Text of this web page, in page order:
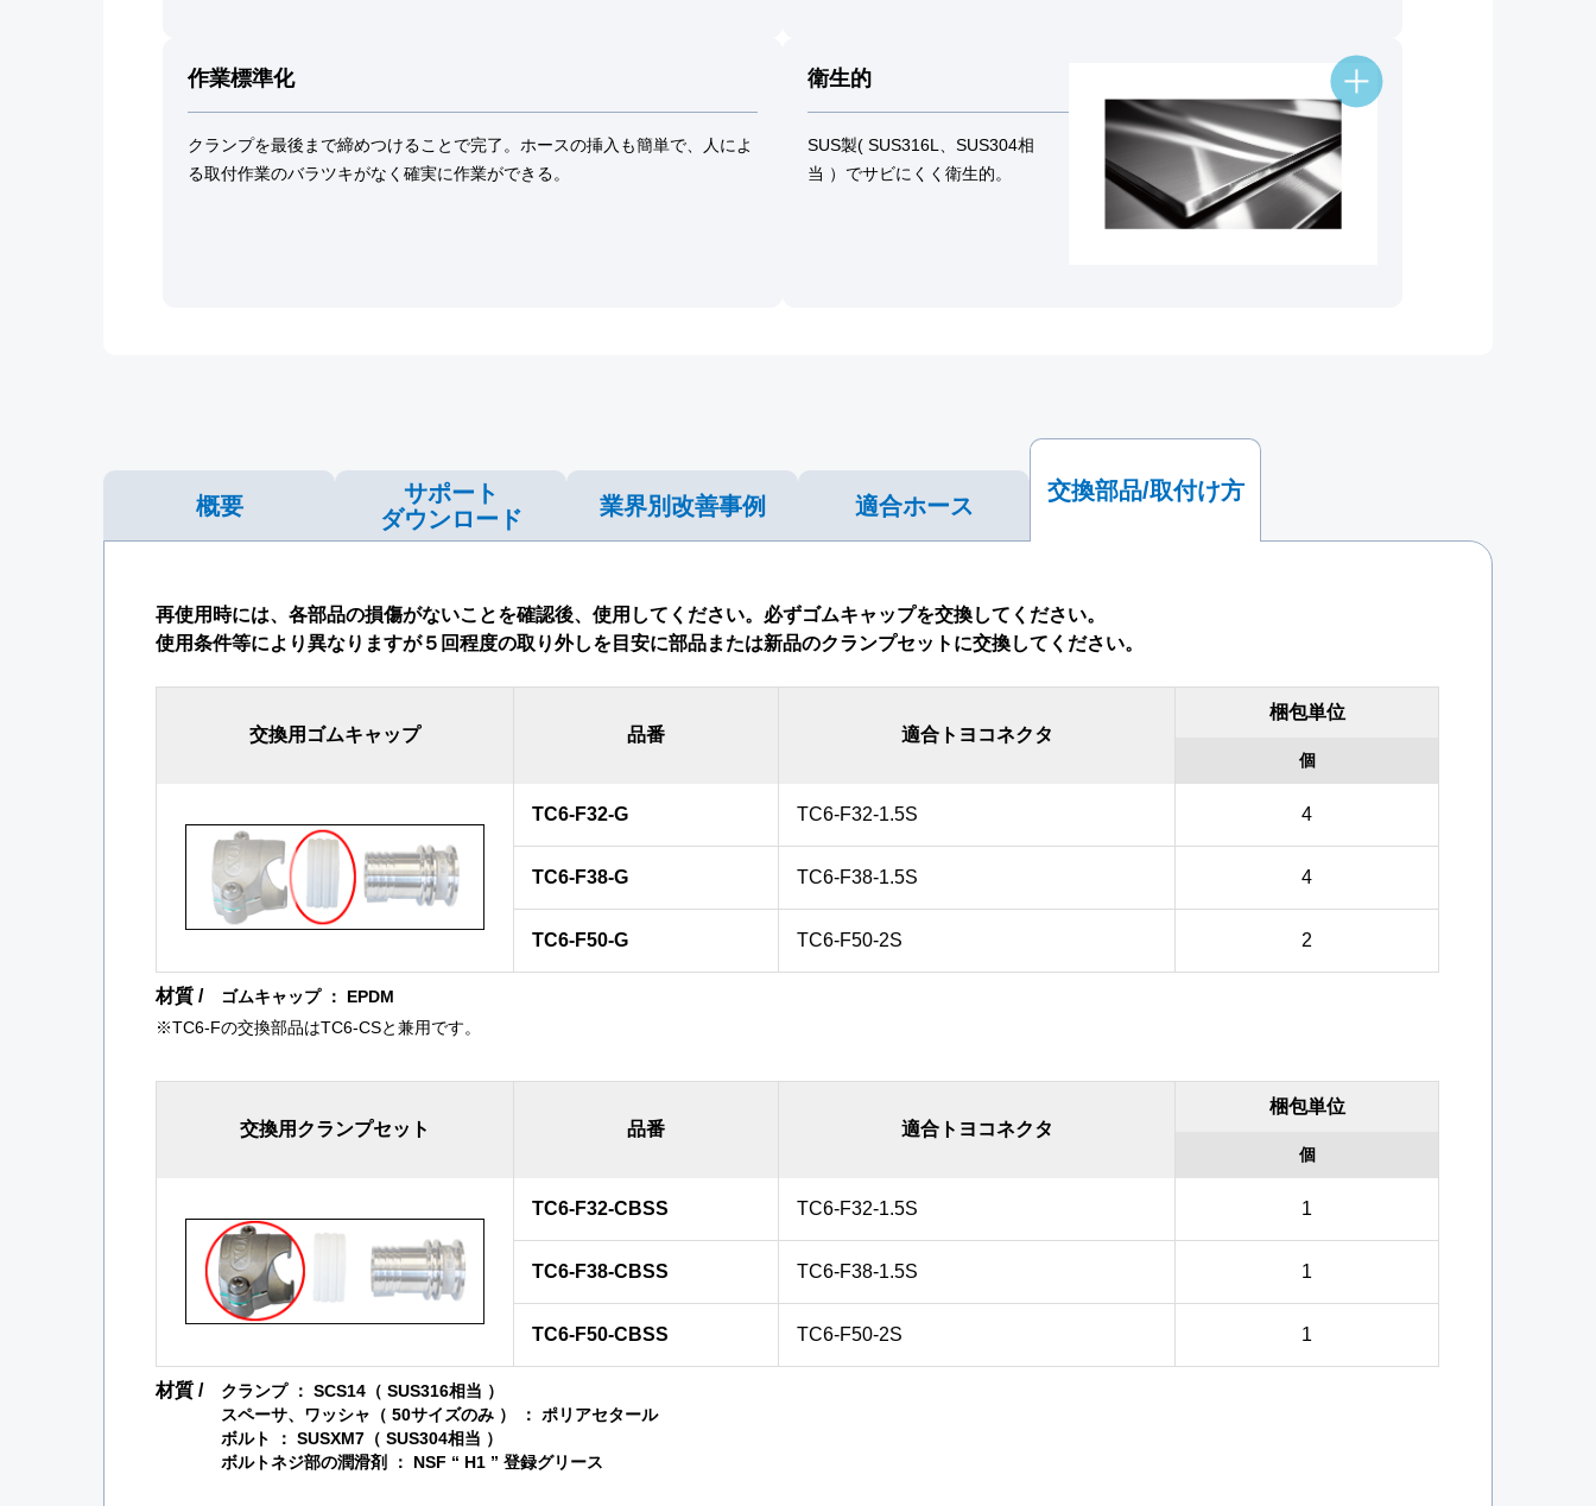
作業標準化
クランプを最後まで締めつけることで完了。ホースの挿入も簡単で、人によ
る取付作業のバラツキがなく確実に作業ができる。
衛生的
SUS製( SUS316L、SUS304相
当 ）でサビにくく衛生的。
概要
サポート
ダウンロード
業界別改善事例 適合ホース
交換部品/取付け方
再使用時には、各部品の損傷がないことを確認後、使用してください。必ずゴムキャップを交換してください。
使用条件等により異なりますが５回程度の取り外しを目安に部品または新品のクランプセットに交換してください。
交換用ゴムキャップ 品番 適合トヨコネクタ
梱包単位
個
TC6-F32-G TC6-F32-1.5S 4
TC6-F38-G TC6-F38-1.5S 4
TC6-F50-G TC6-F50-2S 2
材質 /
ゴムキャップ ： EPDM
※TC6-Fの交換部品はTC6-CSと兼用です。
交換用クランプセット 品番 適合トヨコネクタ
梱包単位
個
TC6-F32-CBSS TC6-F32-1.5S 1
TC6-F38-CBSS TC6-F38-1.5S 1
TC6-F50-CBSS TC6-F50-2S 1
材質 /
クランプ ： SCS14（ SUS316相当 ）
スペーサ、ワッシャ（ 50サイズのみ ） ： ポリアセタール
ボルト ： SUSXM7（ SUS304相当 ）
ボルトネジ部の潤滑剤 ： NSF “ H1 ” 登録グリース